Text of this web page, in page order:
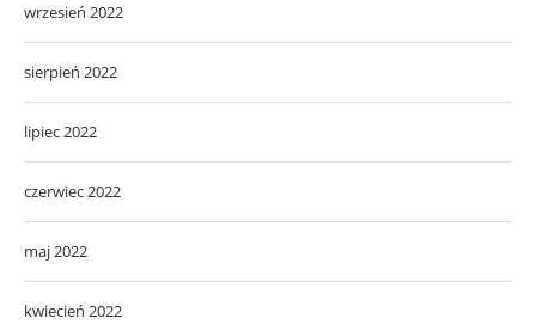
wrzesień 2022
sierpień 2022
lipiec 2022
czerwiec 2022
maj 2022
kwiecień 2022